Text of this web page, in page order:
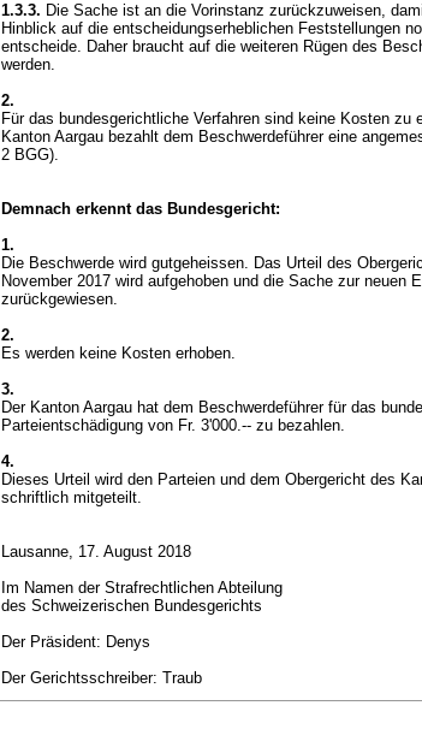
1.3.3. Die Sache ist an die Vorinstanz zurückzuweisen,
Hinblick auf die entscheidungserheblichen Feststellungen
entscheide. Daher braucht auf die weiteren Rügen des
werden.
2.
Für das bundesgerichtliche Verfahren sind keine Kosten zu
Kanton Aargau bezahlt dem Beschwerdeführer eine
2 BGG).
Demnach erkennt das Bundesgericht:
1.
Die Beschwerde wird gutgeheissen. Das Urteil des
November 2017 wird aufgehoben und die Sache zur neuen
zurückgewiesen.
2.
Es werden keine Kosten erhoben.
3.
Der Kanton Aargau hat dem Beschwerdeführer für das
Parteientschädigung von Fr. 3'000.-- zu bezahlen.
4.
Dieses Urteil wird den Parteien und dem Obergericht des
schriftlich mitgeteilt.
Lausanne, 17. August 2018
Im Namen der Strafrechtlichen Abteilung
des Schweizerischen Bundesgerichts
Der Präsident: Denys
Der Gerichtsschreiber: Traub